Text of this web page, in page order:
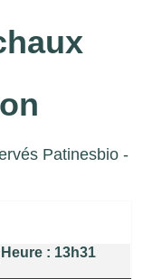
Patinesbio -
: 13h31